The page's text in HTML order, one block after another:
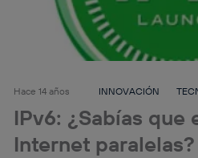
Hace 14 años INNOVACIÓN
IPv6: ¿Sabías que
Internet paralelas?